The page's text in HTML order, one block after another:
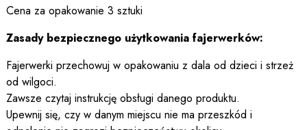
Cena za opakowanie 3 sztuki
Zasady bezpiecznego użytkowania fajerwerków:
Fajerwerki przechowuj w opakowaniu z dala od dzieci i strzeż
od wilgoci.
Zawsze czytaj instrukcję obsługi danego produktu.
Upewnij się, czy w danym miejscu nie ma przeszkód i